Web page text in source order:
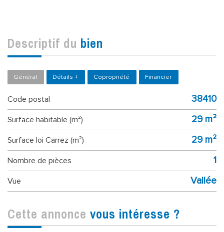
descriptif du bien
Général Détails + Copropriété Financier
Code postal 38410
Surface habitable (m²) 29 m²
Surface loi Carrez (m²) 29 m²
Nombre de pièces 1
Vue Vallée
cette annonce vous intéresse ?